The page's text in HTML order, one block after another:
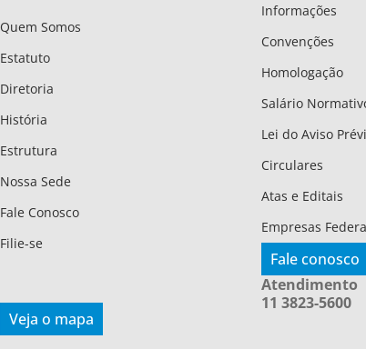
Quem Somos
Estatuto
Diretoria
História
Estrutura
Nossa Sede
Fale Conosco
Filie-se
Veja o mapa
Informações
Convenções
Homologação
Salário
Lei do Aviso
Circulares
Atas e Editais
Empresas
Fale conosco
Atendimento
11 3823-5600